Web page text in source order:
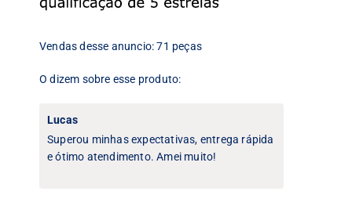
Vendas desse anuncio: 71 peças
O dizem sobre esse produto:
Lucas
Superou minhas expectativas, entrega rápida
e ótimo atendimento. Amei muito!